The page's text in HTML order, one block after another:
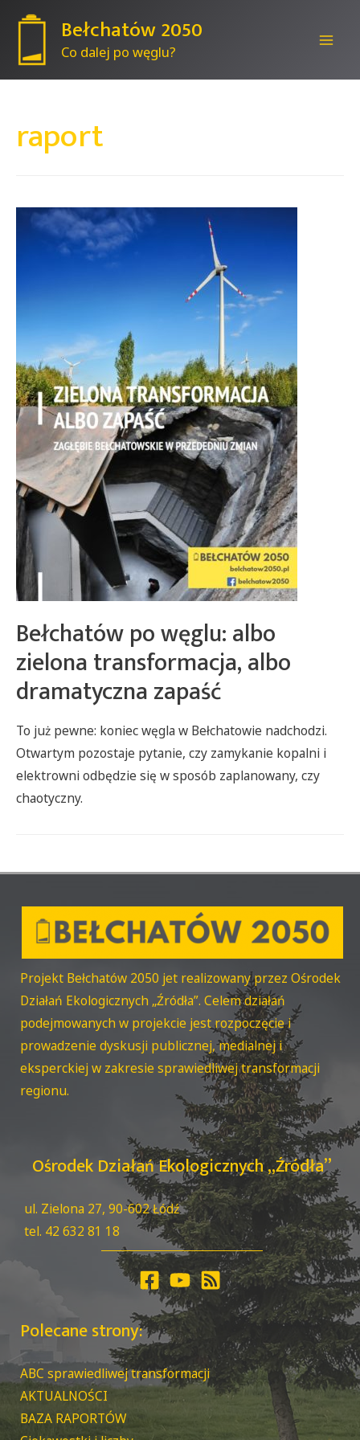
Bełchatów 2050
Co dalej po węglu?
raport
Bełchatów po węglu: albo
zielona transformacja, albo
dramatyczna zapaść
To już pewne: koniec węgla w Bełchatowie nadchodzi.
Otwartym pozostaje pytanie, czy zamykanie kopalni i
elektrowni odbędzie się w sposób zaplanowany, czy
chaotyczny.
Projekt Bełchatów 2050 jet realizowany przez Ośrodek
Działań Ekologicznych „Źródła”. Celem działań
podejmowanych w projekcie jest rozpoczęcie i
prowadzenie dyskusji publicznej, medialnej i
eksperckiej w zakresie sprawiedliwej transformacji
regionu.
Ośrodek Działań Ekologicznych „Źródła”
ul. Zielona 27, 90-602 Łódź
tel. 42 632 81 18
Polecane strony:
ABC sprawiedliwej transformacji
AKTUALNOŚCI
BAZA RAPORTÓW